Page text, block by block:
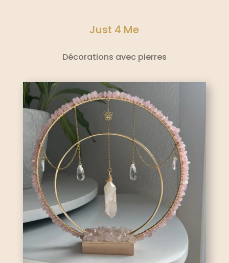
Just 4 Me
Décorations avec pierres